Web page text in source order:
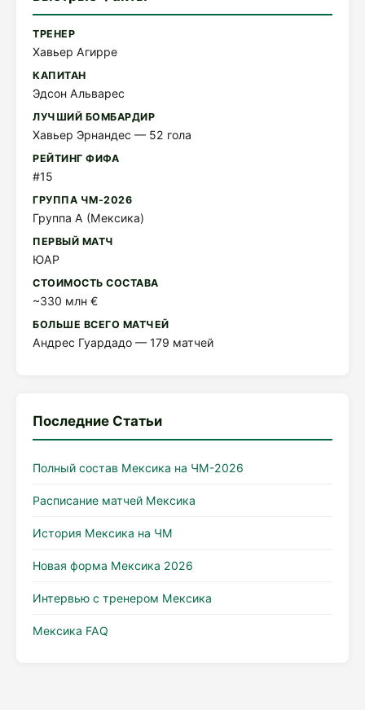
ТРЕНЕР
Хавьер Агирре
КАПИТАН
Эдсон Альварес
ЛУЧШИЙ БОМБАРДИР
Хавьер Эрнандес — 52 гола
РЕЙТИНГ ФИФА
#15
ГРУППА ЧМ-2026
Группа A (Мексика)
ПЕРВЫЙ МАТЧ
ЮАР
СТОИМОСТЬ СОСТАВА
~330 млн €
БОЛЬШЕ ВСЕГО МАТЧЕЙ
Андрес Гуардадо — 179 матчей
Последние Статьи
Полный состав Мексика на ЧМ-2026
Расписание матчей Мексика
История Мексика на ЧМ
Новая форма Мексика 2026
Интервью с тренером Мексика
Мексика FAQ